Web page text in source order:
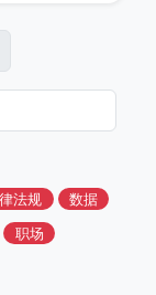
法规
数据
职场